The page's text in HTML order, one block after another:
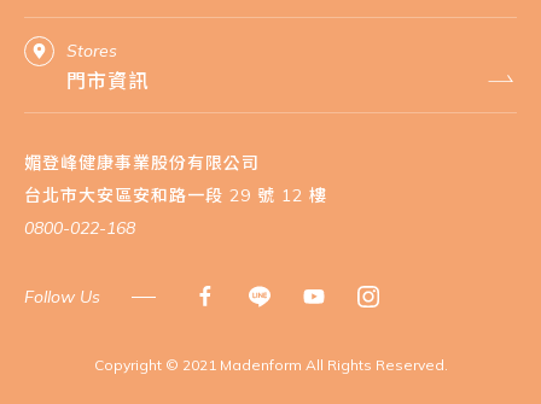
Stores
門市資訊
媚登峰健康事業股份有限公司
台北市大安區安和路一段 29 號 12 樓
0800-022-168
Follow Us
​Copyright © 2021 Madenform All Rights Reserved.